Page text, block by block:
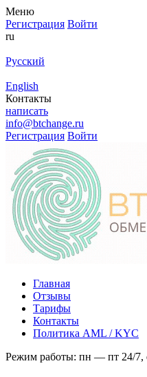
Меню
Регистрация Войти
ru
Русский
English
Контакты
написать
info@btchange.ru
Регистрация Войти
Главная
Отзывы
Тарифы
Контакты
Политика AML / KYC
Режим работы: пн — пт 24/7,